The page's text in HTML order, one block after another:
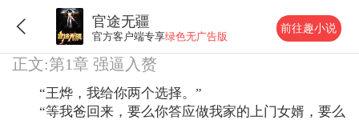
官途无疆
官方客户端专享绿色无广告版
前往趣小说
正文:第1章 强逼入赘
“王烨，我给你两个选择。”
“等我爸回来，要么你答应做我家的上门女婿，要么